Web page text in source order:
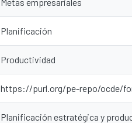
Planificación
Productividad
https://purl.org/pe-repo/ocde/
Planificación estratégica y